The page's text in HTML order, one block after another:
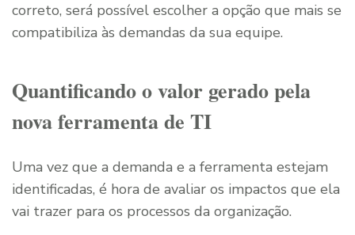
correto, será possível escolher a opção que mais se
compatibiliza às demandas da sua equipe.
Quantificando o valor gerado pela
nova ferramenta de TI
Uma vez que a demanda e a ferramenta estejam
identificadas, é hora de avaliar os impactos que ela
vai trazer para os processos da organização.